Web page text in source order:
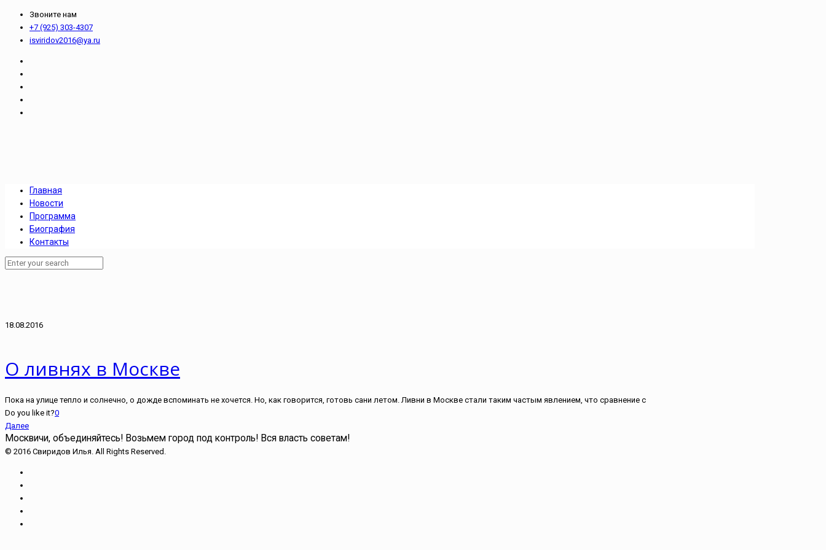
Звоните нам
+7 (925) 303-4307
isviridov2016@ya.ru
Главная
Новости
Программа
Биография
Контакты
18.08.2016
О ливнях в Москве
Пока на улице тепло и солнечно, о дожде вспоминать не хочется. Но, как говорится, готовь сани летом. Ливни в Москве стали таким частым явлением, что сравнение с
Do you like it?0
Далее
Москвичи, объединяйтесь! Возьмем город под контроль! Вся власть советам!
© 2016 Свиридов Илья. All Rights Reserved.